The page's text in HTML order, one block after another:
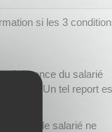
si les 3
l'absence du salarié
Un tel report
si le salarié ne